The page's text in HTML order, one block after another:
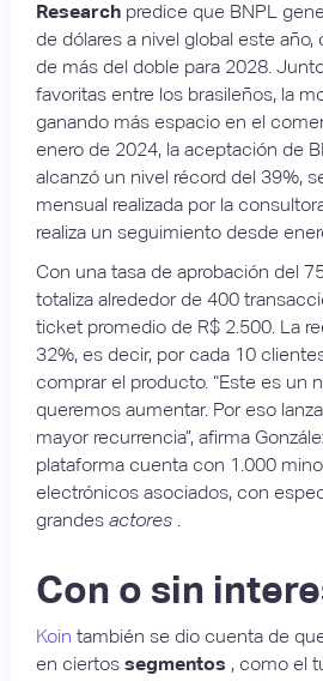
Research predice que BNPL
de dólares a nivel global este
de más del doble para 2028.
favoritas entre los brasileños, la
ganando más espacio en el
enero de 2024, la aceptación de
alcanzó un nivel récord del 39%,
mensual realizada por la
realiza un seguimiento desde
Con una tasa de aprobación del
totaliza alrededor de 400
ticket promedio de R$ 2.500. La
32%, es decir, por cada 10
comprar el producto. “Este es un
queremos aumentar. Por eso
mayor recurrencia”, afirma
plataforma cuenta con 1.000
electrónicos asociados, con
grandes actores
Con o sin
Koin también se dio cuenta de
en ciertos segmentos , como el